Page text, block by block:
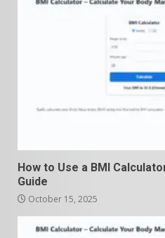
How to Use a BMI
Guide
October 15, 2025